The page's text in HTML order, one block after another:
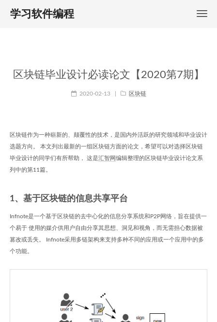
学习软件编程
区块链毕业设计必读论文【2020第7期】
2020-02-13 区块链
区块链作为一种崭新的、颠覆性的技术，是国内外活跃的研究领域和毕业设计
选题方向。 本文列出最新的一组区块链方面的论文，希望可以对选择区块链
毕业设计的同学们有所帮助， 这是汇智网编辑整理的区块链毕业设计论文系
列中的第11篇。
1、基于区块链的信息共享平台
Infnote是一个基于区块链的去中心化的信息分享系统和P2P网络，旨在提供一
个易于 使用的媒介供用户自由分享其思想、洞见和视角，而无需担心数据被
篡改或丢失。 Infnote采用多链架构来支持多种不同的应用或一个应用中的多
个功能。